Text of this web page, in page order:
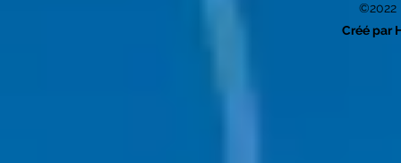
©2022
Créé par